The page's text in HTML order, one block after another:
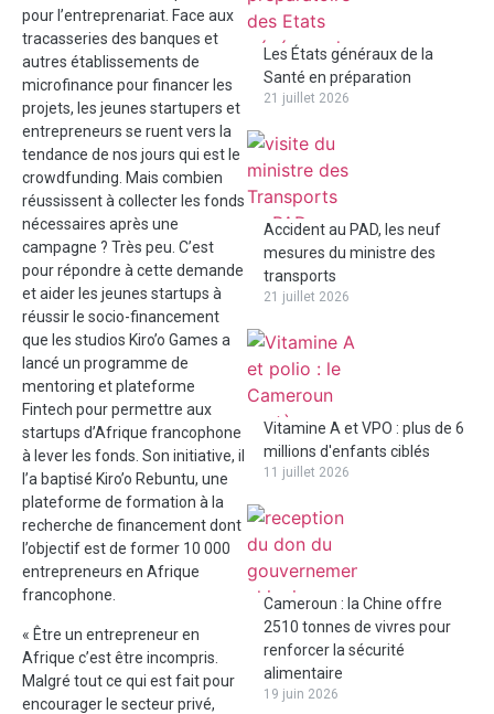
pour l’entreprenariat. Face aux
tracasseries des banques et
autres établissements de
microfinance pour financer les
projets, les jeunes startupers et
entrepreneurs se ruent vers la
tendance de nos jours qui est le
crowdfunding. Mais combien
réussissent à collecter les fonds
nécessaires après une
campagne ? Très peu. C’est
pour répondre à cette demande
et aider les jeunes startups à
réussir le socio-financement
que les studios Kiro’o Games a
lancé un programme de
mentoring et plateforme
Fintech pour permettre aux
startups d’Afrique francophone
à lever les fonds. Son initiative, il
l’a baptisé Kiro’o Rebuntu, une
plateforme de formation à la
recherche de financement dont
l’objectif est de former 10 000
entrepreneurs en Afrique
francophone.
« Être un entrepreneur en
Afrique c’est être incompris.
Malgré tout ce qui est fait pour
encourager le secteur privé,
Les États généraux de la
Santé en préparation
21 juillet 2026
Accident au PAD, les neuf
mesures du ministre des
transports
21 juillet 2026
Vitamine A et VPO : plus de 6
millions d'enfants ciblés
11 juillet 2026
Cameroun : la Chine offre
2510 tonnes de vivres pour
renforcer la sécurité
alimentaire
19 juin 2026